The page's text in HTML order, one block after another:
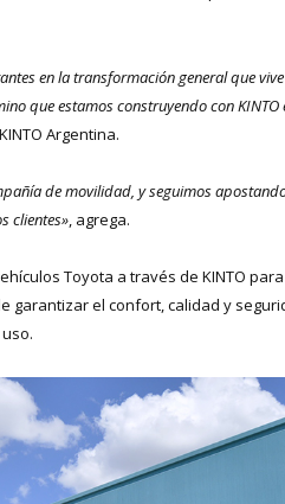
en la transformación general que
que estamos construyendo con KINTO
Argentina.
de movilidad, y seguimos
clientes», agrega.
Toyota a través de KINTO
garantizar el confort, calidad y